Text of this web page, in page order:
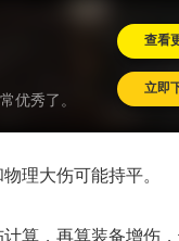
优秀了。
查看
立即
理大伤可能持平。
算，再算装备增伤